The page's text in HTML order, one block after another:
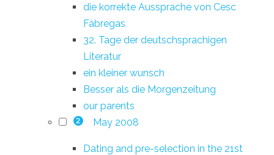
die korrekte Aussprache von Cesc
Fàbregas
32. Tage der deutschsprachigen
Literatur
ein kleiner wunsch
Besser als die Morgenzeitung
our parents
2 May 2008
Dating and pre-selection in the 21st